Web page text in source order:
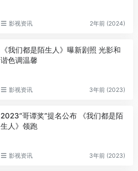
影视资讯 2年前 (2024)
《我们都是陌生人》曝新剧照 光影和
谐色调温馨
影视资讯 3年前 (2023)
2023“哥谭奖”提名公布 《我们都是陌
生人》领跑
影视资讯 3年前 (2023)